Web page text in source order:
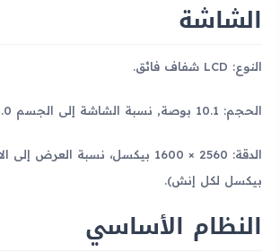
الشاشة
النوع: LCD شفاف فائق.
الحجم: 10.1 بوصة, نسبة الشاشة إلى الجسم 71.0%.
بيكسل لكل إنش).
النظام الأساسي